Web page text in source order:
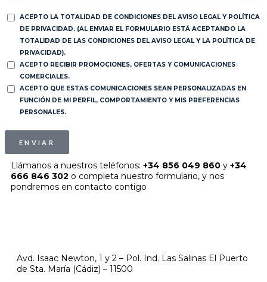
ACEPTO LA TOTALIDAD DE CONDICIONES DEL AVISO LEGAL Y POLÍTICA
DE PRIVACIDAD. (AL ENVIAR EL FORMULARIO ESTÁ ACEPTANDO LA
TOTALIDAD DE LAS CONDICIONES DEL AVISO LEGAL Y LA POLÍTICA DE
PRIVACIDAD).
ACEPTO RECIBIR PROMOCIONES, OFERTAS Y COMUNICACIONES
COMERCIALES.
ACEPTO QUE ESTAS COMUNICACIONES SEAN PERSONALIZADAS EN
FUNCIÓN DE MI PERFIL, COMPORTAMIENTO Y MIS PREFERENCIAS
PERSONALES.
ENVIAR
Llámanos a nuestros teléfonos: +34 856 049 860 y +34
666 846 302 o completa nuestro formulario, y nos
pondremos en contacto contigo
Avd. Isaac Newton, 1 y 2 – Pol. Ind. Las Salinas El Puerto
de Sta. María (Cádiz) – 11500